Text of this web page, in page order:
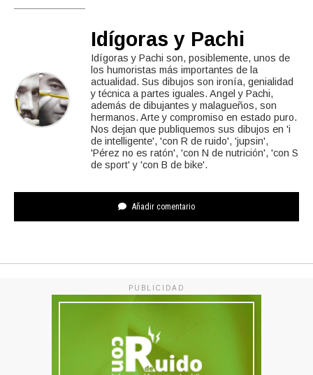
Idígoras y Pachi
Idígoras y Pachi son, posiblemente, unos de
los humoristas más importantes de la
actualidad. Sus dibujos son ironía, genialidad
y técnica a partes iguales. Angel y Pachi,
además de dibujantes y malagueños, son
hermanos. Arte y compromiso en estado puro.
Nos dejan que publiquemos sus dibujos en 'i
de intelligente', 'con R de ruido', 'jupsin',
'Pérez no es ratón', 'con N de nutrición', 'con S
de sport' y 'con B de bike'.
Añadir comentario
PUBLICIDAD